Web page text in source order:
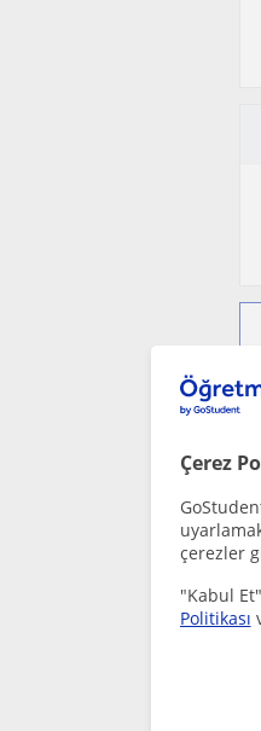
Çerez
çerezler
"Kabul
Politikası